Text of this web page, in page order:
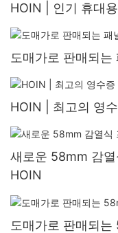
HOIN | 인기 휴대
도매가로 판매되는
HOIN | 최고의 영
새로운 58mm 감열
HOIN
도매가로 판매되